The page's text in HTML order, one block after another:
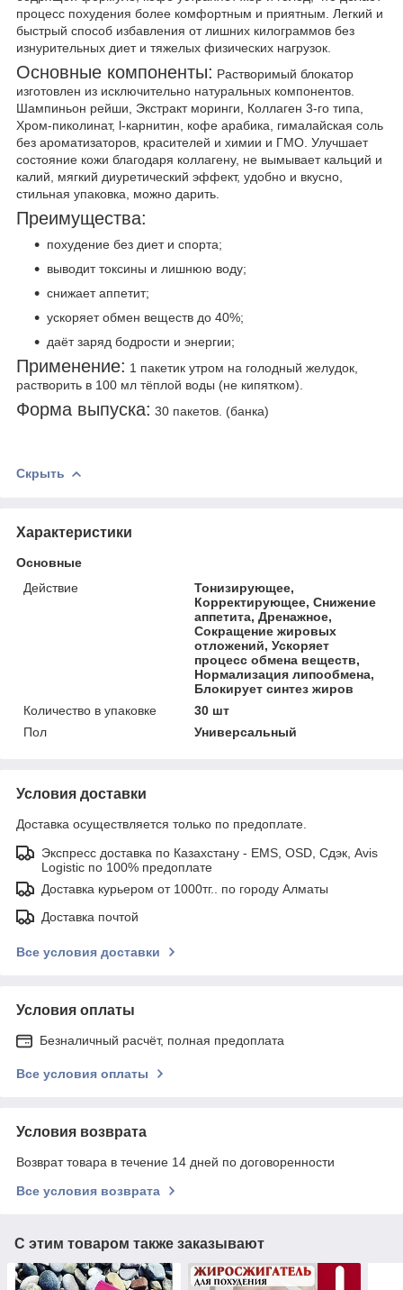
процесс похудения более комфортным и приятным. Легкий и
быстрый способ избавления от лишних килограммов без
изнурительных диет и тяжелых физических нагрузок.
Основные компоненты: Растворимый блокатор
изготовлен из исключительно натуральных компонентов.
Шампиньон рейши, Экстракт моринги, Коллаген 3-го типа,
Хром-пиколинат, l-карнитин, кофе арабика, гималайская соль
без ароматизаторов, красителей и химии и ГМО. Улучшает
состояние кожи благодаря коллагену, не вымывает кальций и
калий, мягкий диуретический эффект, удобно и вкусно,
стильная упаковка, можно дарить.
Преимущества:
похудение без диет и спорта;
выводит токсины и лишнюю воду;
снижает аппетит;
ускоряет обмен веществ до 40%;
даёт заряд бодрости и энергии;
Применение: 1 пакетик утром на голодный желудок,
растворить в 100 мл тёплой воды (не кипятком).
Форма выпуска: 30 пакетов. (банка)
Скрыть
Характеристики
Основные
Действие
Тонизирующее,
Корректирующее, Снижение
аппетита, Дренажное,
Сокращение жировых
отложений, Ускоряет
процесс обмена веществ,
Нормализация липообмена,
Блокирует синтез жиров
Количество в упаковке
30 шт
Пол
Универсальный
Условия доставки
Доставка осуществляется только по предоплате.
Экспресс доставка по Казахстану - EMS, OSD, Сдэк, Avis
Logistic по 100% предоплате
Доставка курьером от 1000тг.. по городу Алматы
Доставка почтой
Все условия доставки
Условия оплаты
Безналичный расчёт, полная предоплата
Все условия оплаты
Условия возврата
Возврат товара в течение 14 дней по договоренности
Все условия возврата
С этим товаром также заказывают